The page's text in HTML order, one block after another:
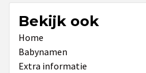
Bekijk ook
Home
Babynamen
Extra informatie